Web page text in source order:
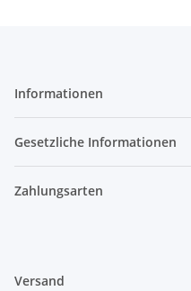
Informationen
Gesetzliche Informationen
Zahlungsarten
Versand